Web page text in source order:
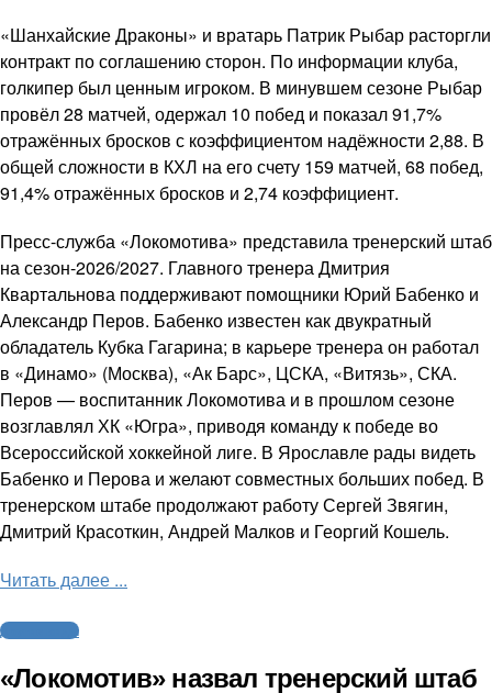
«Шанхайские Драконы» и вратарь Патрик Рыбар расторгли
контракт по соглашению сторон. По информации клуба,
голкипер был ценным игроком. В минувшем сезоне Рыбар
провёл 28 матчей, одержал 10 побед и показал 91,7%
отражённых бросков с коэффициентом надёжности 2,88. В
общей сложности в КХЛ на его счету 159 матчей, 68 побед,
91,4% отражённых бросков и 2,74 коэффициент.
Пресс-служба «Локомотива» представила тренерский штаб
на сезон-2026/2027. Главного тренера Дмитрия
Квартальнова поддерживают помощники Юрий Бабенко и
Александр Перов. Бабенко известен как двукратный
обладатель Кубка Гагарина; в карьере тренера он работал
в «Динамо» (Москва), «Ак Барс», ЦСКА, «Витязь», СКА.
Перов — воспитанник Локомотива и в прошлом сезоне
возглавлял ХК «Югра», приводя команду к победе во
Всероссийской хоккейной лиге. В Ярославле рады видеть
Бабенко и Перова и желают совместных больших побед. В
тренерском штабе продолжают работу Сергей Звягин,
Дмитрий Красоткин, Андрей Малков и Георгий Кошель.
Читать далее ...
Другие виды
«Локомотив» назвал тренерский штаб